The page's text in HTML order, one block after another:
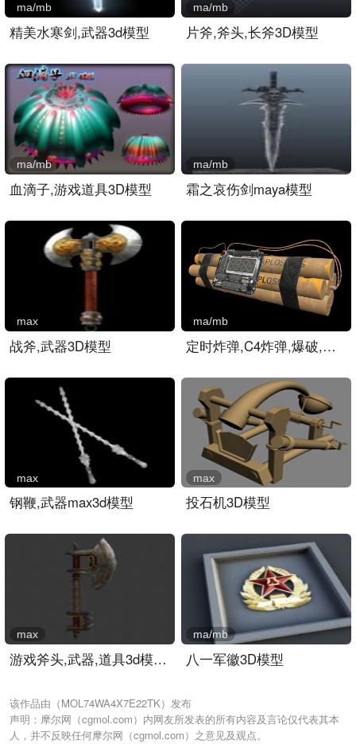
精美水寒剑,武器3d模型
ma/mb
片斧,斧头,长斧3D模型
ma/mb
血滴子,游戏道具3D模型
ma/mb
霜之哀伤剑maya模型
ma/mb
战斧,武器3D模型
max
定时炸弹,C4炸弹,爆破,手雷..
ma/mb
钢鞭,武器max3d模型
max
投石机3D模型
max
游戏斧头,武器,道具3d模型..
max
八一军徽3D模型
ma/mb
该作品由（MOL74WA4X7E22TK）发布
声明：摩尔网（cgmol.com）内网友所发表的所有内容及言论仅代表其本
人，并不反映任何摩尔网（cgmol.com）之意见及观点。